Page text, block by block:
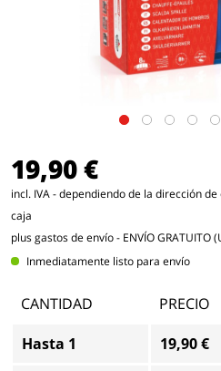
19,90 €
incl. IVA - dependiendo de la dirección
caja
plus gastos de envío- ENVÍO GRATUITO
Inmediatamente listo para envío
CANTIDAD PRECIO
Hasta 1 19,90 €